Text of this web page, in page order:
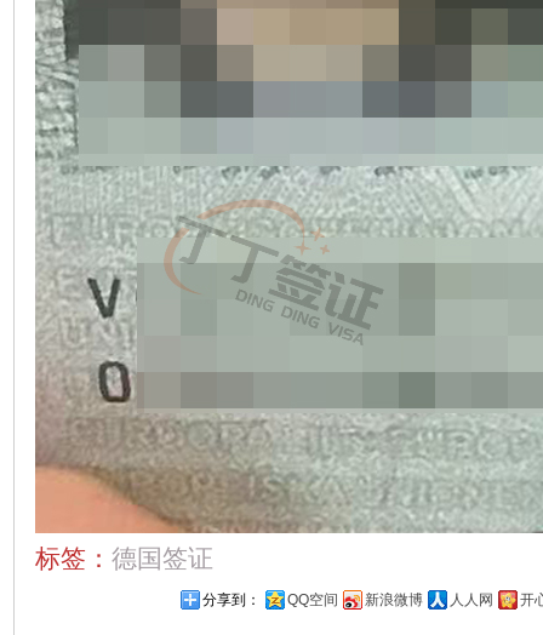
标签： 德国签证
分享到： QQ空间 新浪微博 人人网 开